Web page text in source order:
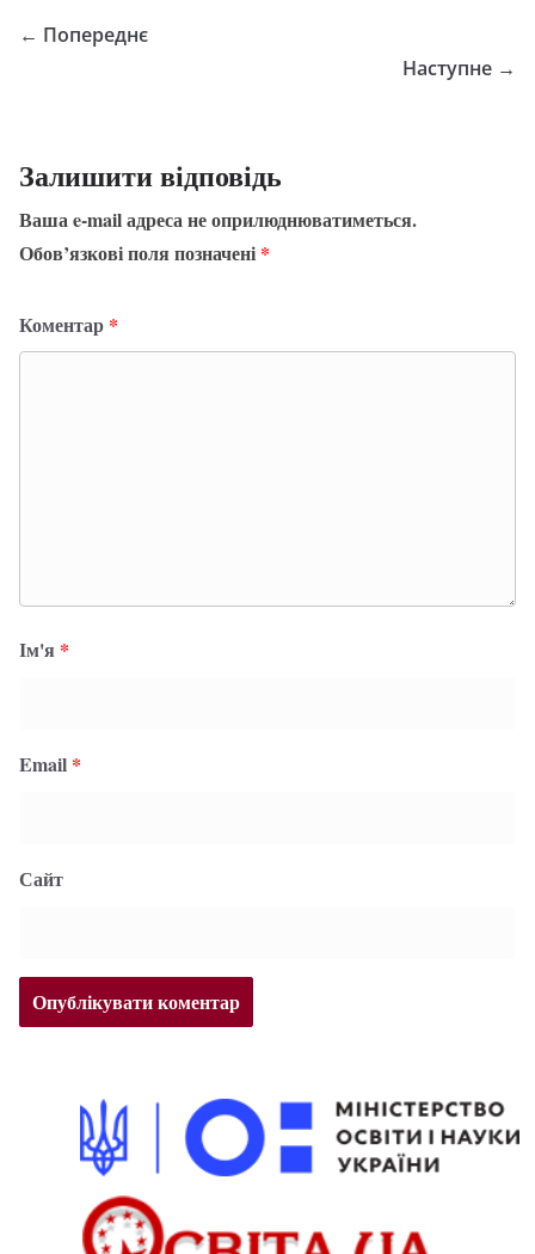
← Попереднє
Наступне →
Залишити відповідь
Ваша e-mail адреса не оприлюднюватиметься.
Обов’язкові поля позначені *
Коментар *
Ім'я *
Email *
Сайт